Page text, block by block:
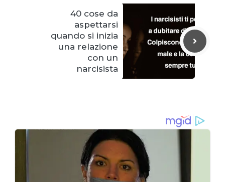
40 cose da
aspettarsi
quando si inizia
una relazione
con un
narcisista